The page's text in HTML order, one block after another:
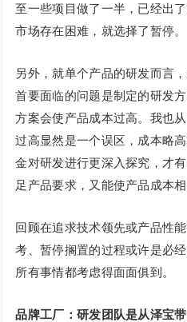
至一些项目做了一半，已经出
市场存在困难，就选择了暂停。
另外，就单个产品的研发而言
首要面临的问题是制定的研发
方案会使产品成本过高。我也
过高显然是一个误区，成本略
金对研发进行更深入探究，才
足产品要求，又能使产品成本相
回顾在追求技术领先或产品性
考、暂停搁置的过程或许是必
所有事情都考虑得面面俱到。
品牌工厂：研发团队是从泽宝